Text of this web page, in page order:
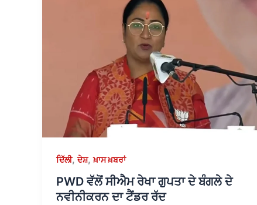
ਦਿੱਲੀ,ਦੇਸ਼,ਖ਼ਾਸ ਖ਼ਬਰਾਂ
PWD ਵੱਲੋਂ ਸੀਐਮ ਰੇਖਾ ਗੁਪਤਾ ਦੇ ਬੰਗਲੇ ਦੇ
ਨਵੀਨੀਕਰਨ ਦਾ ਟੈਂਡਰ ਰੱਦ